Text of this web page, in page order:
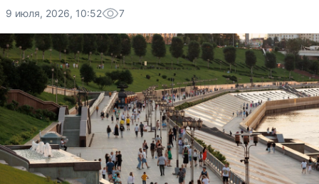
9 июля, 2026, 10:52 7